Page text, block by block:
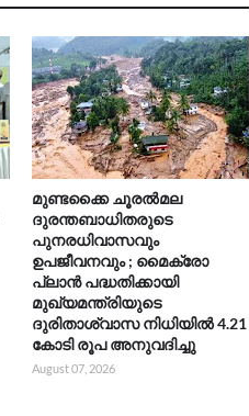
മുണ്ടക്കൈ ചൂരൽമല
ദുരന്തബാധിതരുടെ
പുനരധിവാസവും
ഉപജീവനവും ; മൈക്രോ
പ്ലാൻ പദ്ധതിക്കായി
മുഖ്യമന്ത്രിയുടെ
ദുരിതാശ്വാസ നിധിയിൽ 4.21
കോടി രൂപ അനുവദിച്ചു
August 07, 2026